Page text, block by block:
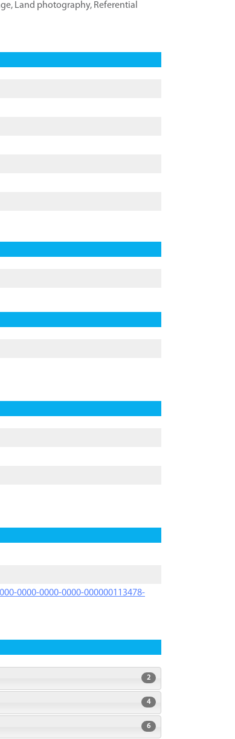
, Land photography, Referential
0000-0000-0000-000000113478-
2
4
6